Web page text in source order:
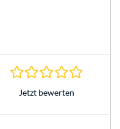
Jetzt bewerten